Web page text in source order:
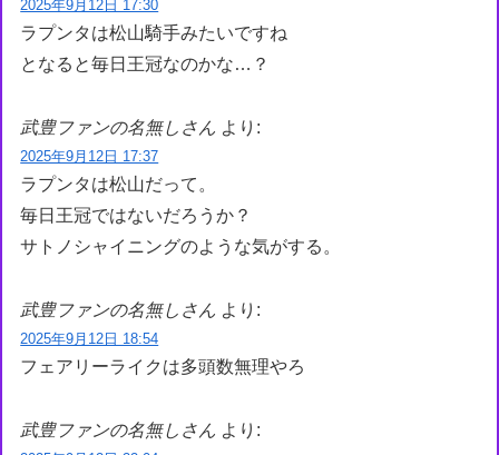
2025年9月12日 17:30
ラプンタは松山騎手みたいですね
となると毎日王冠なのかな…？
武豊ファンの名無しさん より:
2025年9月12日 17:37
ラプンタは松山だって。
毎日王冠ではないだろうか？
サトノシャイニングのような気がする。
武豊ファンの名無しさん より:
2025年9月12日 18:54
フェアリーライクは多頭数無理やろ
武豊ファンの名無しさん より: